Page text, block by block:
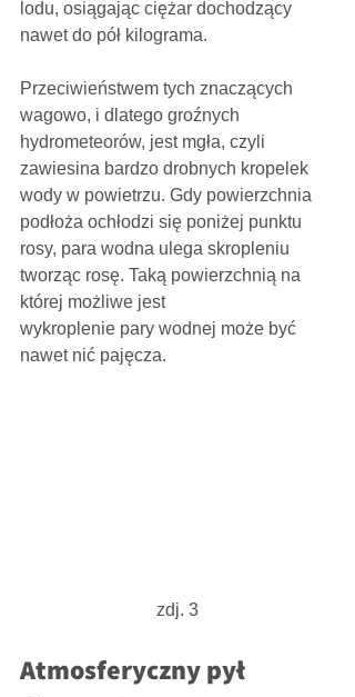
lodu, osiągając ciężar dochodzący
nawet do pół kilograma.
Przeciwieństwem tych znaczących
wagowo, i dlatego groźnych
hydrometeorów, jest mgła, czyli
zawiesina bardzo drobnych kropelek
wody w powietrzu. Gdy powierzchnia
podłoża ochłodzi się poniżej punktu
rosy, para wodna ulega skropleniu
tworząc rosę. Taką powierzchnią na
której możliwe jest
wykroplenie pary wodnej może być
nawet nić pajęcza.
zdj. 3
Atmosferyczny pył